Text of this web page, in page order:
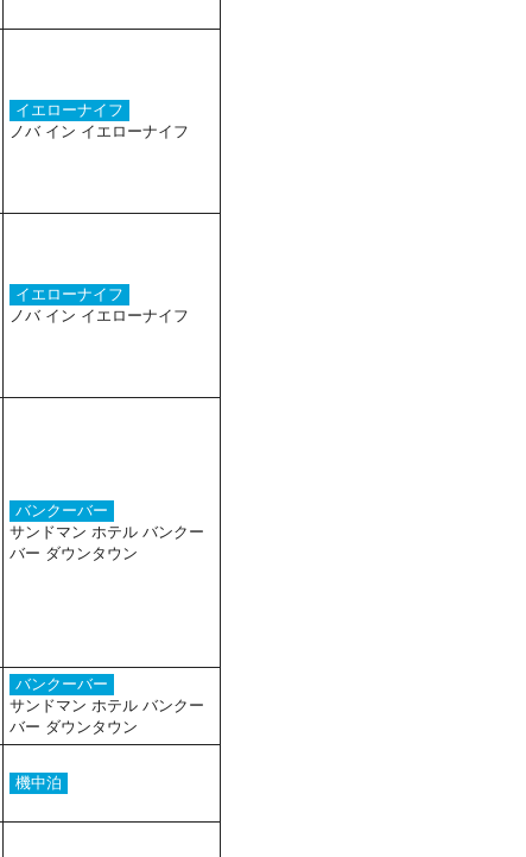
イエローナイフ
ノバ イン イエローナイフ
イエローナイフ
ノバ イン イエローナイフ
バンクーバー
サンドマン ホテル バンクー
バー ダウンタウン
バンクーバー
サンドマン ホテル バンクー
バー ダウンタウン
機中泊